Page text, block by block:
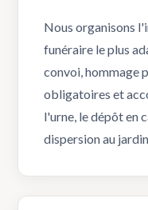
Nous organisons
funéraire le plus
convoi, hommage
obligatoires et
l'urne, le dépôt en
dispersion au